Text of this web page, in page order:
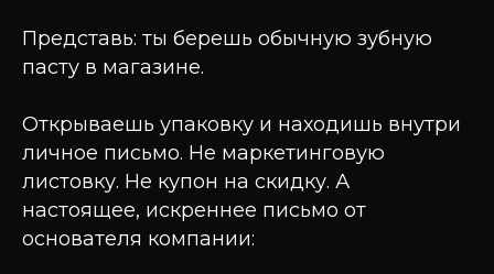
Представь: ты берешь обычную зубную
пасту в магазине.
Открываешь упаковку и находишь внутри
личное письмо. Не маркетинговую
листовку. Не купон на скидку. А
настоящее, искреннее письмо от
основателя компании: